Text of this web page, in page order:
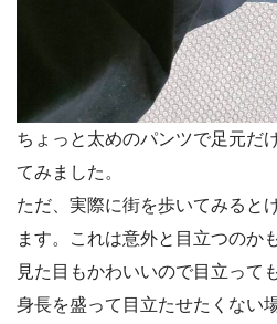
ちょっと太めのパンツで足元だ
てみました。
ただ、実際に街を歩いてみると
ます。これは意外と目立つのか
見た目もかわいいので目立って
身長を盛って目立たせたくない